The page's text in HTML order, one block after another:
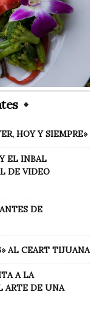
HOY Y SIEMPRE»
EL INBAL
DE VIDEO
DE
AL CEART TIJUANA
A LA
ARTE DE UNA